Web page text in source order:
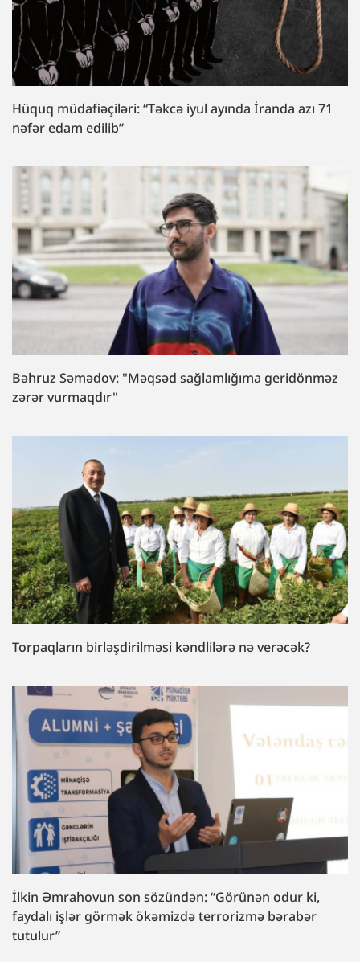
Hüquq müdafiəçiləri: “Təkcə iyul ayında İranda azı 71
nəfər edam edilib”
Bəhruz Səmədov: "Məqsəd sağlamlığıma geridönməz
zərər vurmaqdır"
Torpaqların birləşdirilməsi kəndlilərə nə verəcək?
İlkin Əmrahovun son sözündən: “Görünən odur ki,
faydalı işlər görmək ökəmizdə terrorizmə bərabər
tutulur”